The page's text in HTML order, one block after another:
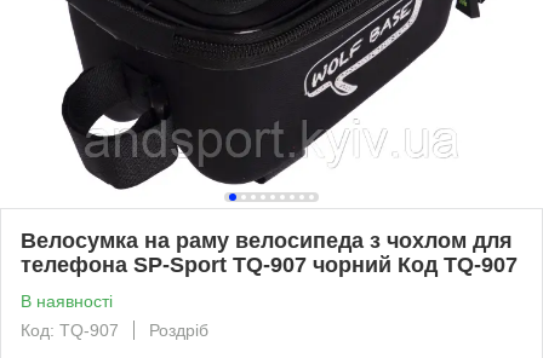
Велосумка на раму велосипеда з чохлом для
телефона SP-Sport TQ-907 чорний Код TQ-907
В наявності
Код: TQ-907
Роздріб